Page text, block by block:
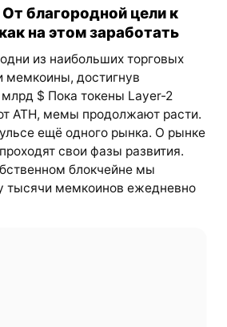
благородной цели к
на этом заработать
из наибольших торговых
мемкоины, достигнув
млрд $ Пока токены Layer-2
ATH, мемы продолжают расти.
ещё одного рынка. О рынке
свои фазы развития.
блокчейне мы
тысячи мемкоинов ежедневно